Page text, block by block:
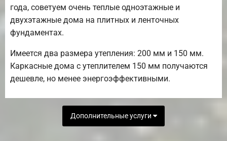
года, советуем очень теплые одноэтажные и
двухэтажные дома на плитных и ленточных
фундаментах.
Имеется два размера утепления: 200 мм и 150 мм.
Каркасные дома с утеплителем 150 мм получаются
дешевле, но менее энергоэффективными.
Дополнительные услуги